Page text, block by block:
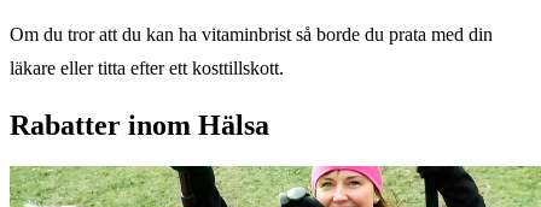
Om du tror att du kan ha vitaminbrist så borde du prata med din
läkare eller titta efter ett kosttillskott.
Rabatter inom Hälsa